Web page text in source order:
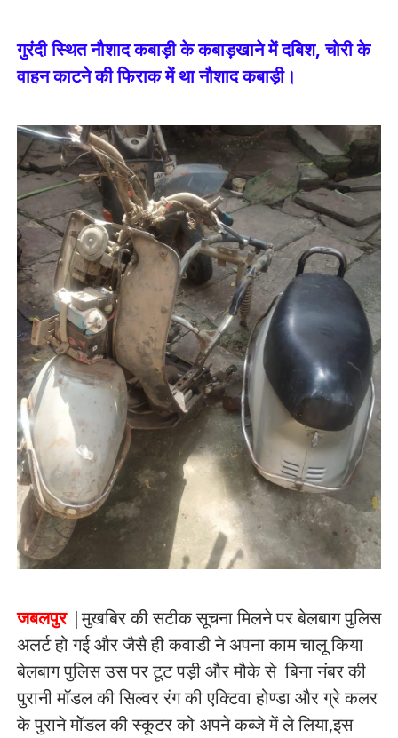
गुरंदी स्थित नौशाद कबाड़ी के कबाड़खाने में दबिश, चोरी के
वाहन काटने की फिराक में था नौशाद कबाड़ी।
जबलपुर|मुखबिर की सटीक सूचना मिलने पर बेलबाग पुलिस
अलर्ट हो गई और जैसै ही कवाडी ने अपना काम चालू किया
बेलबाग पुलिस उस पर टूट पड़ी और मौके से बिना नंबर की
पुरानी मॉडल की सिल्वर रंग की एक्टिवा होण्डा और ग्रे कलर
के पुराने मॉेडल की स्कूटर को अपने कब्जे में ले लिया,इस